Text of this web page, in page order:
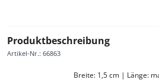
Produktbeschreibung
Artikel-Nr.: 66863
Breite: 1,5 cm | Länge: